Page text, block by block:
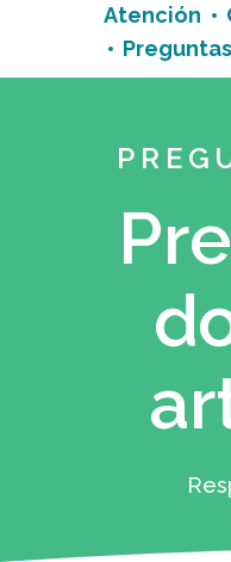
Atención